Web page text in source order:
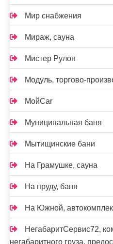
Мир снабжения
Мираж, сауна
Мистер Рулон
Модуль, торгово-
МойCar
Муниципальная баня
Мытищинские бани
На Грамушке, сауна
На пруду, баня
На Южной,
НегабаритСервис72,
негабаритного груза,